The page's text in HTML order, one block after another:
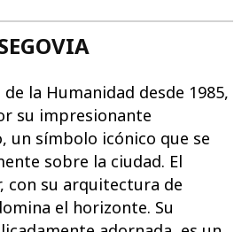
la Humanidad desde 1985,
su impresionante
un símbolo icónico que se
sobre la ciudad. El
con su arquitectura de
el horizonte. Su